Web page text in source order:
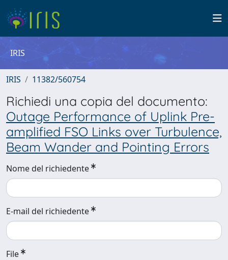
IRIS
IRIS 11382/560754
Richiedi una copia del documento:
Outage Performance of Uplink Pre-
amplified FSO Links over Turbulence,
Beam Wander and Pointing Errors
Nome del richiedente
E-mail del richiedente
File